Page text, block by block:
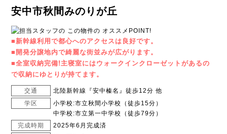
安中市秋間みのりが丘
■新幹線利用で都心へのアクセスは良好です。
■開発分譲地内で綺麗な街並みが広がります。
■全室収納完備!主寝室にはウォークインクローゼットがあるの
で収納にゆとりが持てます。
交通
北陸新幹線『安中榛名』徒歩12分 他
学区
小学校:市立秋間小学校（徒歩15分）
中学校:市立第一中学校（徒歩79分）
完成時期
2025年6月完成済